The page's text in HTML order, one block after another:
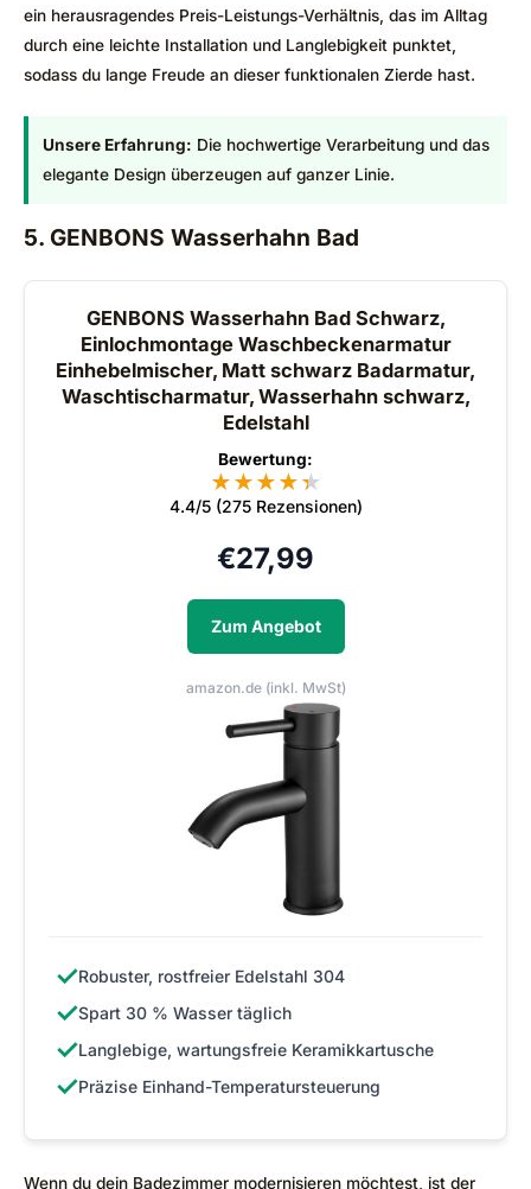
ein herausragendes Preis-Leistungs-Verhältnis, das im Alltag
durch eine leichte Installation und Langlebigkeit punktet,
sodass du lange Freude an dieser funktionalen Zierde hast.
Unsere Erfahrung: Die hochwertige Verarbeitung und das
elegante Design überzeugen auf ganzer Linie.
5. GENBONS Wasserhahn Bad
GENBONS Wasserhahn Bad Schwarz,
Einlochmontage Waschbeckenarmatur
Einhebelmischer, Matt schwarz Badarmatur,
Waschtischarmatur, Wasserhahn schwarz,
Edelstahl
Bewertung:
★★★★★
★
4.4/5 (275 Rezensionen)
€27,99
Zum Angebot
amazon.de (inkl. MwSt)
✓Robuster, rostfreier Edelstahl 304
✓Spart 30 % Wasser täglich
✓Langlebige, wartungsfreie Keramikkartusche
✓Präzise Einhand-Temperatursteuerung
Wenn du dein Badezimmer modernisieren möchtest, ist der